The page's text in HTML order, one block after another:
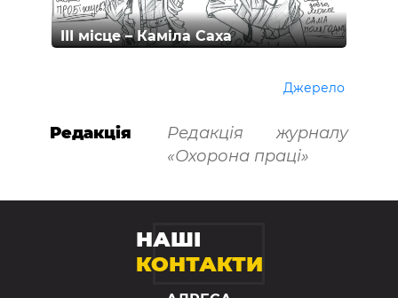
III місце – Каміла Саха
Джерело
Редакція
Редакція журналу
«Охорона праці»
НАШІ
КОНТАКТИ